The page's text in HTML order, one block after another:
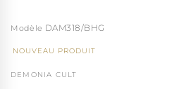
DAM318/BHG
NOUVEAU PRODUIT
DEMONIA CULT